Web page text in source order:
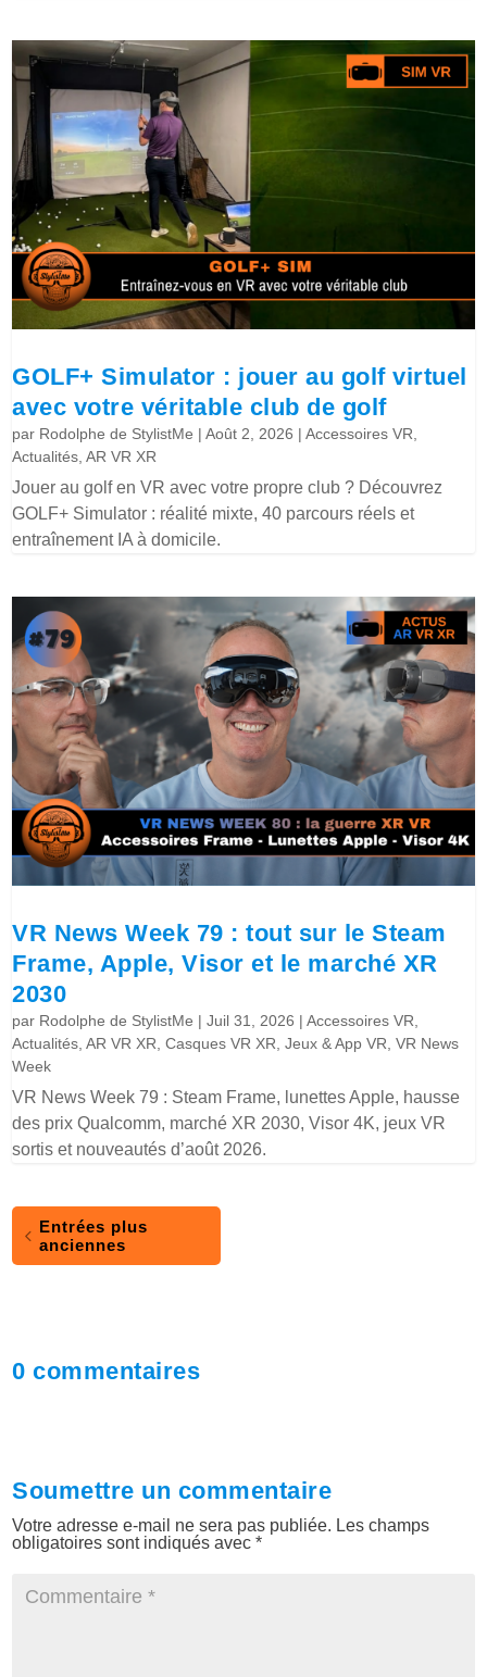
GOLF+ Simulator : jouer au golf virtuel
avec votre véritable club de golf
par Rodolphe de StylistMe |Août 2, 2026 |Accessoires VR,
Actualités,AR VR XR
Jouer au golf en VR avec votre propre club ? Découvrez
GOLF+ Simulator : réalité mixte, 40 parcours réels et
entraînement IA à domicile.
VR News Week 79 : tout sur le Steam
Frame, Apple, Visor et le marché XR
2030
par Rodolphe de StylistMe |Juil 31, 2026 |Accessoires VR,
Actualités,AR VR XR,Casques VR XR,Jeux & App VR,VR News
Week
VR News Week 79 : Steam Frame, lunettes Apple, hausse
des prix Qualcomm, marché XR 2030, Visor 4K, jeux VR
sortis et nouveautés d’août 2026.
Entrées plus
anciennes
0 commentaires
Soumettre un commentaire
Votre adresse e-mail ne sera pas publiée. Les champs
obligatoires sont indiqués avec*